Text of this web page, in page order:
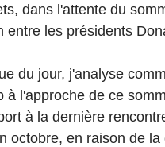
dans l'attente du
entre les présidents
du jour, j'analyse
à l'approche de ce
à la dernière
octobre, en raison de la